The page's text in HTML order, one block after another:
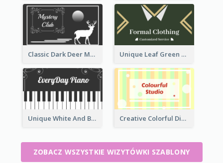
Classic Dark Deer Mystery Business Card Maker Unique Leaf Green Royal Tailor Business Card Designs
Unique White And Black Pianist Stripes Personal Business Card Maker Creative Colorful Digital Business Card Design
ZOBACZ WSZYSTKIE WIZYTÓWKI SZABLONY